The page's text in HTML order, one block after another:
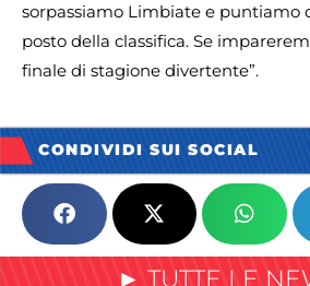
sorpassiamo Limbiate e puntiamo
posto della classifica. Se
finale di stagione divertente”.
CONDIVIDI SUI SOCIAL
► TUTTE LE